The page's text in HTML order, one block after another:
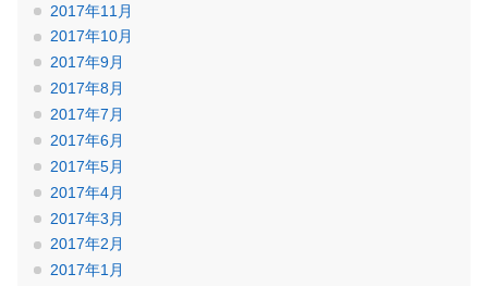
2017年11月
2017年10月
2017年9月
2017年8月
2017年7月
2017年6月
2017年5月
2017年4月
2017年3月
2017年2月
2017年1月